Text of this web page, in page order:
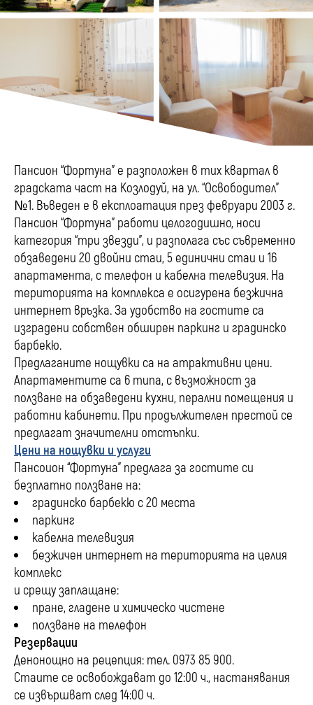
Пансион “Фортуна” е разположен в тих квартал в
градската част на Козлодуй, на ул. “Освободител”
№1. Въведен е в експлоатация през февруари 2003 г.
Пансион “Фортуна” работи целогодишно, носи
категория “три звезди”, и разполага със съвременно
обзаведени 20 двойни стаи, 5 единични стаи и 16
апартамента, с телефон и кабелна телевизия. На
територията на комплекса е осигурена безжична
интернет връзка. За удобство на гостите са
изградени собствен обширен паркинг и градинско
барбекю.
Предлаганите нощувки са на атрактивни цени.
Апартаментите са 6 типа, с възможност за
ползване на обзаведени кухни, перални помещения и
работни кабинети. При продължителен престой се
предлагат значителни отстъпки.
Цени на нощувки и услуги
Пансоион “Фортуна” предлага за гостите си
безплатно ползване на:
градинско барбекю с 20 места
паркинг
кабелна телевизия
безжичен интернет на територията на целия
комплекс
и срещу заплащане:
пране, гладене и химическо чистене
ползване на телефон
Резервации
Денонощно на рецепция: тел. 0973 85 900.
Стаите се освобождават до 12:00 ч., настанявания
се извършват след 14:00 ч.